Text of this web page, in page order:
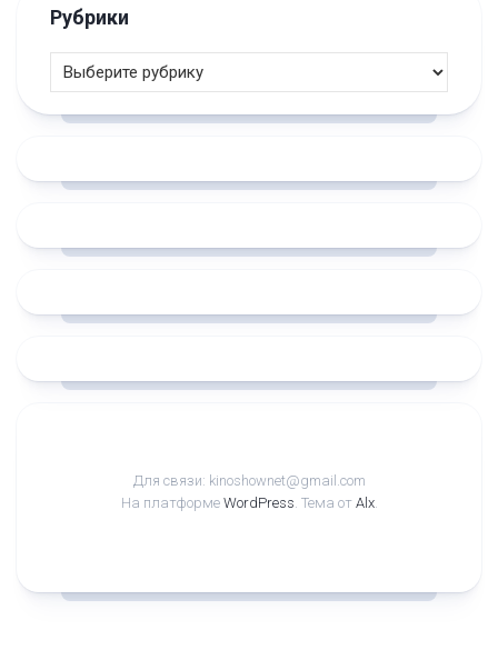
Рубрики
Для связи: kinoshownet@gmail.com
На платформе WordPress. Тема от Alx.